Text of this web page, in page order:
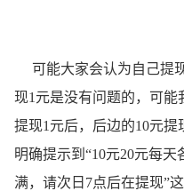
可能大家会认为自己提
现1元是没有问题的，可
提现1元后，后边的10元
明确提示到“10元20元每
满，请次日7点后在提现”